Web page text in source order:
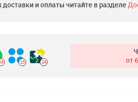
и оплаты читайте в разделе
15 24
от